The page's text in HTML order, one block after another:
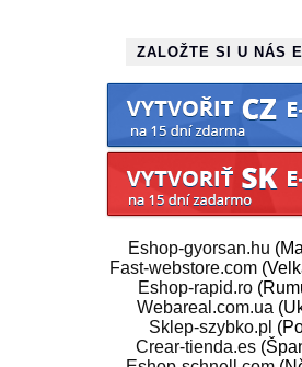
ZALOŽTE SI U NÁS
Eshop-gyorsan.hu
Fast-webstore.com
Eshop-rapid.ro
Webareal.com.ua
Sklep-szybko.pl
Crear-tienda.es